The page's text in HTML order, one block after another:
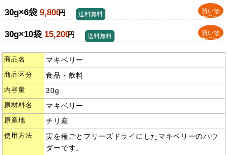
30g×6袋 9,800円
買い物
かごへ
送料無料
30g×10袋 15,200円
買い物
かごへ
送料無料
商品名 マキベリー
商品区分 食品・飲料
内容量 30g
原材料名 マキベリー
原産地 チリ産
使用方法
実を種ごとフリーズドライにしたマキベリーのパウ
ダーです。